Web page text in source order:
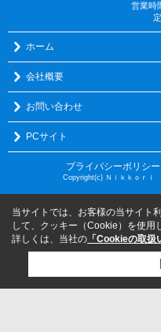
営業時
ホーム
会社概要
お問い合わせ
PCサイト
プライバシーポリシー
Copyright(c) Ｎｉｋｋｏｒｉ
当サイトでは、お客様の当サイト
して、クッキー（Cookie）を使用
詳しくは、当社の 「Cookieの取扱